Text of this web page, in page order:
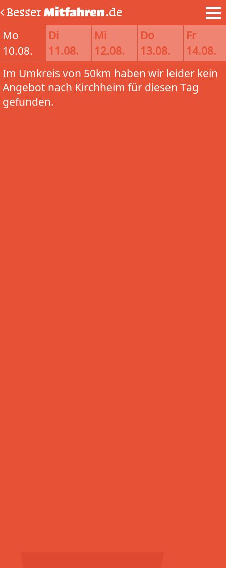
BesserMitfahren.de
Mo
10.08.
Di
11.08.
Mi
12.08.
Do
13.08.
Fr
14.08.
Im Umkreis von 50km haben wir leider kein
Angebot nach Kirchheim für diesen Tag
gefunden.